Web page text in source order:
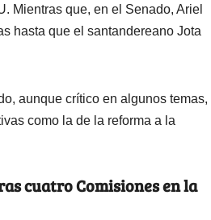
Mientras que, en el Senado, Ariel
hasta que el santandereano Jota
aunque crítico en algunos temas,
como la de la reforma a la
cuatro Comisiones en la